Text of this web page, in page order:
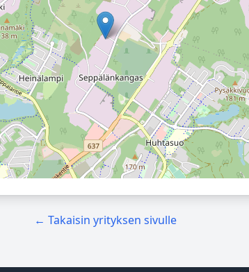
← Takaisin yrityksen sivulle